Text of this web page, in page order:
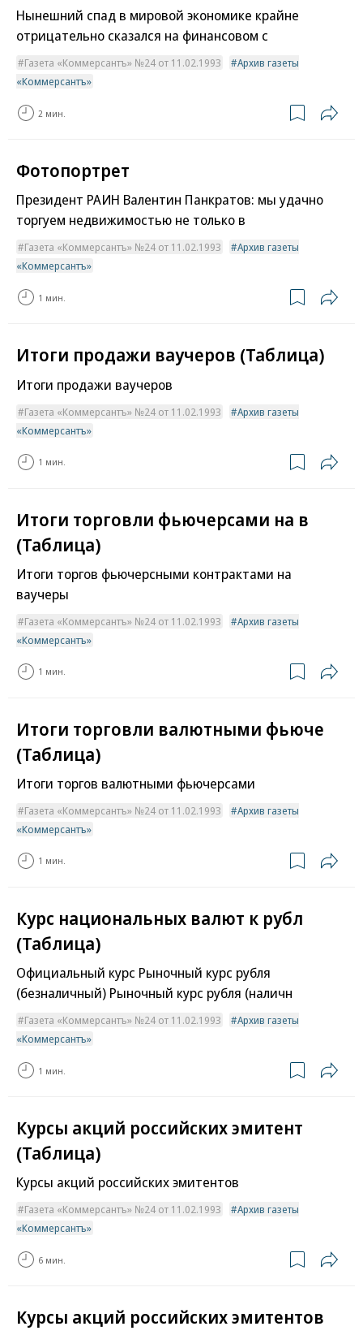
Нынешний спад в мировой экономике крайне
отрицательно сказался на финансовом с
Газета «Коммерсантъ» №24 от 11.02.1993
Архив газеты
«Коммерсантъ»
2 мин.
Фотопортрет
Президент РАИН Валентин Панкратов: мы удачно
торгуем недвижимостью не только в
Газета «Коммерсантъ» №24 от 11.02.1993
Архив газеты
«Коммерсантъ»
1 мин.
Итоги продажи ваучеров (Таблица)
Итоги продажи ваучеров
Газета «Коммерсантъ» №24 от 11.02.1993
Архив газеты
«Коммерсантъ»
1 мин.
Итоги торговли фьючерсами на в
(Таблица)
Итоги торгов фьючерсными контрактами на
ваучеры
Газета «Коммерсантъ» №24 от 11.02.1993
Архив газеты
«Коммерсантъ»
1 мин.
Итоги торговли валютными фьюче
(Таблица)
Итоги торгов валютными фьючерсами
Газета «Коммерсантъ» №24 от 11.02.1993
Архив газеты
«Коммерсантъ»
1 мин.
Курс национальных валют к рубл
(Таблица)
Официальный курс Рыночный курс рубля
(безналичный) Рыночный курс рубля (наличн
Газета «Коммерсантъ» №24 от 11.02.1993
Архив газеты
«Коммерсантъ»
1 мин.
Курсы акций российских эмитент
(Таблица)
Курсы акций российских эмитентов
Газета «Коммерсантъ» №24 от 11.02.1993
Архив газеты
«Коммерсантъ»
6 мин.
Курсы акций российских эмитентов